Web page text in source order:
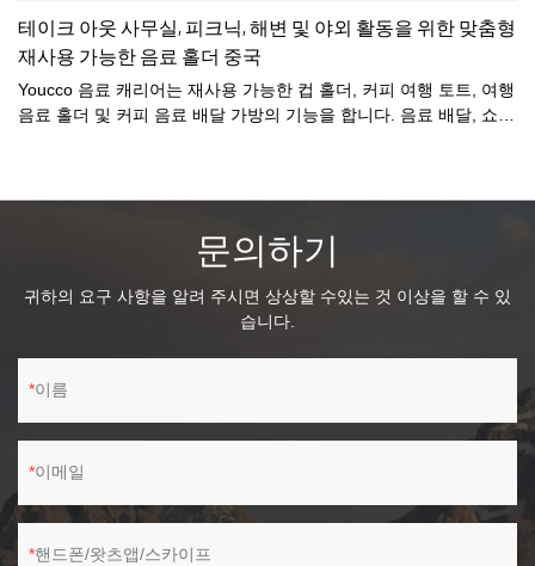
테이크 아웃 사무실, 피크닉, 해변 및 야외 활동을 위한 맞춤형
재사용 가능한 음료 홀더 중국
Youcco 음료 캐리어는 재사용 가능한 컵 홀더, 커피 여행 토트, 여행
음료 홀더 및 커피 음료 배달 가방의 기능을 합니다. 음료 배달, 쇼
문의하기
귀하의 요구 사항을 알려 주시면 상상할 수있는 것 이상을 할 수 있
습니다.
이름
이메일
핸드폰/왓츠앱/스카이프